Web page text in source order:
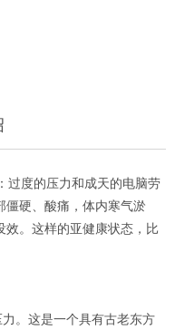
度的压力和成天的电脑劳
僵硬、酸痛，体内寒气淤
效。这样的亚健康状态，比
。这是一个具有古老东方